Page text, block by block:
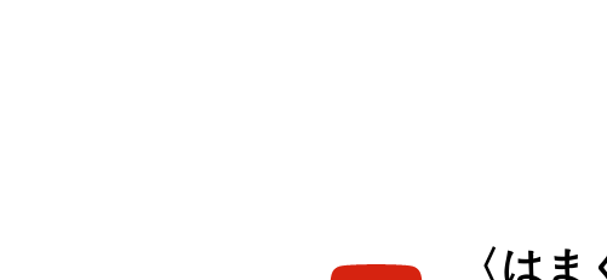
〈は